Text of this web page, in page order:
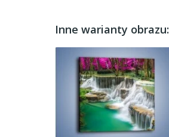
Inne warianty obrazu: